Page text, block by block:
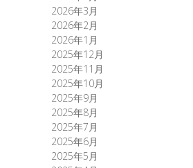
2026年3月
2026年2月
2026年1月
2025年12月
2025年11月
2025年10月
2025年9月
2025年8月
2025年7月
2025年6月
2025年5月